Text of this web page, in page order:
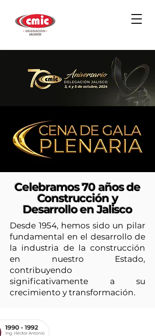
Celebramos 70 años de
Construcción y
Desarrollo en Jalisco
Desde 1954, hemos sido un pilar
fundamental en el desarrollo de
la industria de la construcción
en nuestro Estado,
contribuyendo
significativamente a su
crecimiento y transformación.